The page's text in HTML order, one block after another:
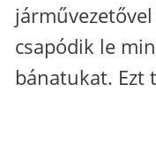
csapódik le
bánatukat. Ezt